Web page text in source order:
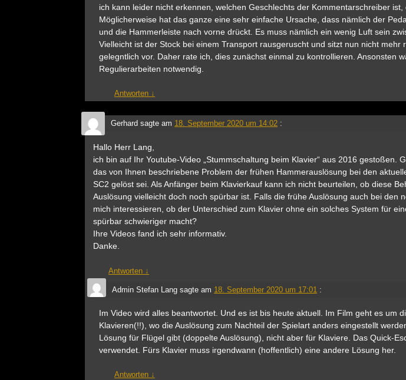
ich kann leider nicht erkennen, welchen Geschlechts der Kommentarschreiber
Möglicherweise hat das ganze eine sehr einfache Ursache, dass nämlich der
und die Hammerleiste nach vorne drückt. Es muss nämlich ein wenig Luft sein
Vielleicht ist der Stock bei einem Transport rausgeruscht und sitzt nun nicht
gelegntlich vor. Daher rate ich, dies zunächst einmal zu kontrollieren. Ansonsten
Regulierarbeiten notwendig.
Antworten ↓
Gerhard sagte am 18. September 2020 um 14:02 :
Hallo Herr Lang,
ich bin auf Ihr Youtube-Video „Stummschaltung beim Klavier“ aus 2016 gestoßen.
das von Ihnen beschriebene Problem der frühen Hammerauslösung bei den
SC2 gelöst sei. Als Anfänger beim Klavierkauf kann ich nicht beurteilen, ob diese
Auslösung vielleicht doch noch spürbar ist. Falls die frühe Auslösung auch bei den
mich interessieren, ob der Unterschied zum Klavier ohne ein solches System für
spürbar schwieriger macht?
Ihre Videos fand ich sehr informativ.
Danke.
Antworten ↓
Admin Stefan Lang sagte am 18. September 2020 um 17:01 :
Im Video wird alles beantwortet. Und es ist bis heute aktuell. Im Film geht es um
Klavieren(!!), wo die Auslösung zum Nachteil der Spielart anders eingestellt
Lösung für Flügel gibt (doppelte Auslösung), nicht aber für Klaviere. Das Quick-
verwendet. Fürs Klavier muss irgendwann (hoffentlich) eine andere Lösung her.
Antworten ↓